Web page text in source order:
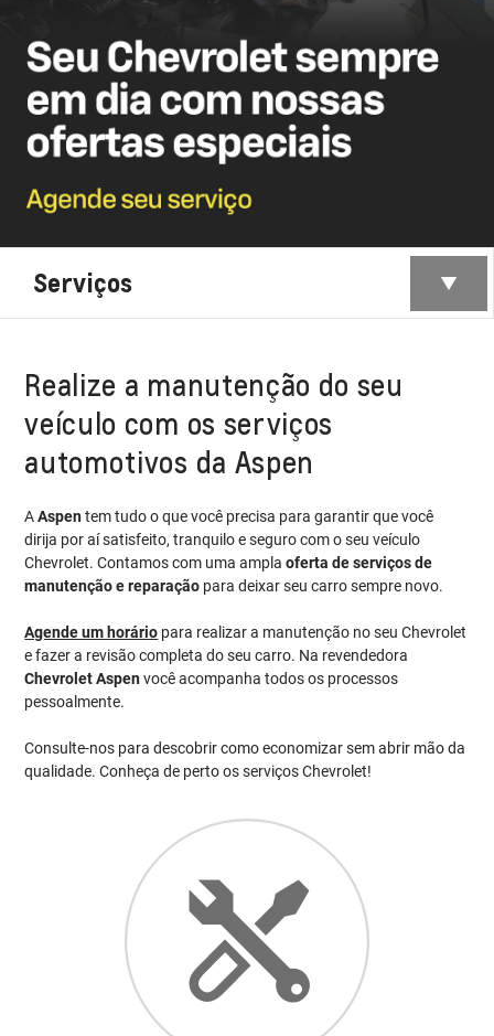
Serviços
Realize a manutenção do seu
veículo com os serviços
automotivos da Aspen
AAspentem tudo o que você precisa para garantir que você
dirija por aí satisfeito, tranquilo e seguro com o seu veículo
Chevrolet. Contamos com uma amplaoferta de serviços de
manutenção e reparação para deixar seu carro sempre novo.
Agende um horário para realizar a manutenção no seu Chevrolet
e fazer a revisão completa do seu carro. Na revendedora
Chevrolet Aspenvocê acompanha todos os processos
pessoalmente.
Consulte-nos para descobrir como economizar sem abrir mão da
qualidade. Conheça de perto os serviços Chevrolet!